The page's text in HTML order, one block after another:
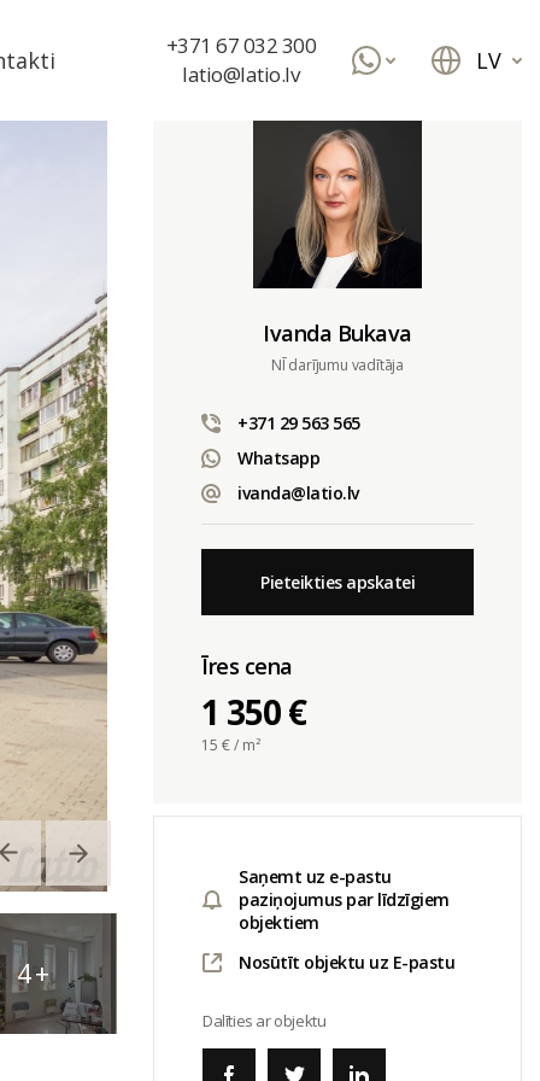
+371 67 032 300
latio@latio.lv
LV
4+
Ivanda Bukava
NĪ darījumu vadītāja
+371 29 563 565
Whatsapp
ivanda@latio.lv
Pieteikties apskatei
Īres cena
1 350 €
15 € / m²
Saņemt uz e-pastu
paziņojumus par līdzīgiem
objektiem
Nosūtīt objektu uz E-pastu
Dalīties ar objektu